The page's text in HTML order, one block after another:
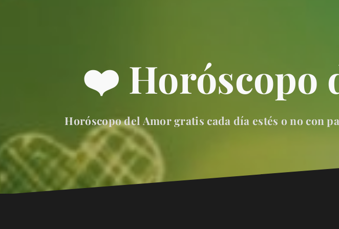
❤️ Horóscopo
Horóscopo del Amor gratis cada día estés o no con